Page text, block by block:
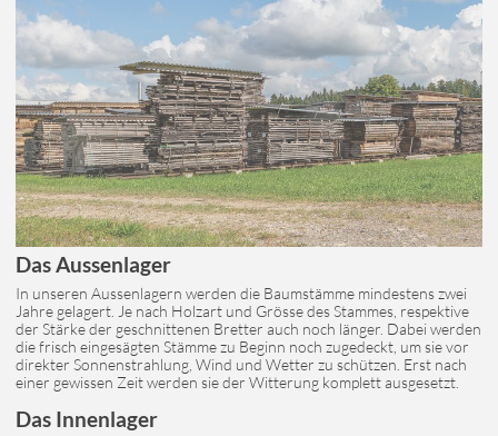
Das Aussenlager
In unseren Aussenlagern werden die Baumstämme mindestens zwei
Jahre gelagert. Je nach Holzart und Grösse des Stammes, respektive
der Stärke der geschnittenen Bretter auch noch länger. Dabei werden
die frisch eingesägten Stämme zu Beginn noch zugedeckt, um sie vor
direkter Sonnenstrahlung, Wind und Wetter zu schützen. Erst nach
einer gewissen Zeit werden sie der Witterung komplett ausgesetzt.
Das Innenlager